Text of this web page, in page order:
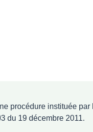
procédure instituée
du 19 décembre 2011.